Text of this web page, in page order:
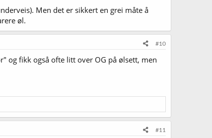
Men det er sikkert en grei måte å
øl.
#10
og fikk også ofte litt over OG på ølsett, men
#11